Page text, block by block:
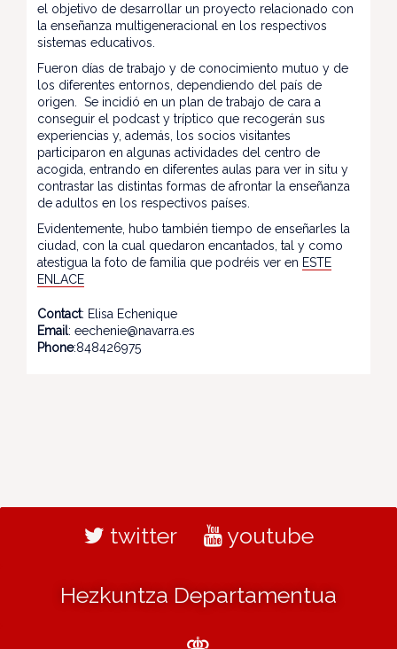
el objetivo de desarrollar un proyecto relacionado con
la enseñanza multigeneracional en los respectivos
sistemas educativos.
Fueron días de trabajo y de conocimiento mutuo y de
los diferentes entornos, dependiendo del país de
origen. Se incidió en un plan de trabajo de cara a
conseguir el podcast y tríptico que recogerán sus
experiencias y, además, los socios visitantes
participaron en algunas actividades del centro de
acogida, entrando en diferentes aulas para ver in situ y
contrastar las distintas formas de afrontar la enseñanza
de adultos en los respectivos países.
Evidentemente, hubo también tiempo de enseñarles la
ciudad, con la cual quedaron encantados, tal y como
atestigua la foto de familia que podréis ver en ESTE
ENLACE
Contact: Elisa Echenique
Email: eechenie@navarra.es
Phone:848426975
twitter youtube
Hezkuntza Departamentua